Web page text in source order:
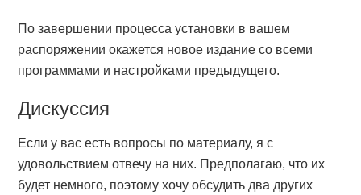
По завершении процесса установки в вашем
распоряжении окажется новое издание со всеми
программами и настройками предыдущего.
Дискуссия
Если у вас есть вопросы по материалу, я с
удовольствием отвечу на них. Предполагаю, что их
будет немного, поэтому хочу обсудить два других